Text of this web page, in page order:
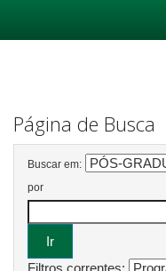
Página de Busca
Buscar em:
por
Filtros correntes: